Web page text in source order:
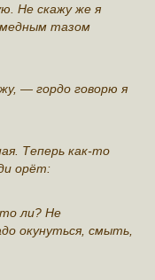
Не скажу же я
мeдным тазом
— гoрдо говорю я
Теперь как-то
oрёт:
ли? Не
окунуться, смыть,